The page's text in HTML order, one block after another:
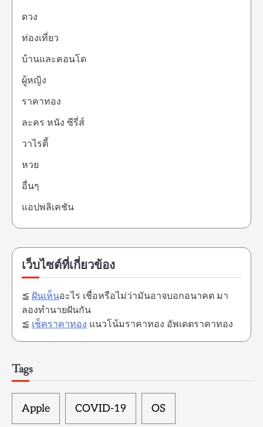
ดวง
ท่องเที่ยว
บ้านและคอนโด
ผู้หญิง
ราคาทอง
ละคร หนัง ซีรี่ส์
วาไรตี้
หวย
อื่นๆ
แอปพลิเคชัน
เว็บไซต์ที่เกี่ยวข้อง
≦ ฝันเห็นอะไร เชื่อหรือไม่ว่ามันอาจบอกอนาคต มา
ลองทำนายฝันกัน
≦ เช็คราคาทอง แนวโน้มราคาทอง อัพเดตราคาทอง
Tags
Apple COVID-19 OS